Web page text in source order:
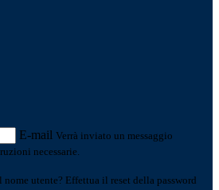
E-mail Verrà inviato un messaggio
necessarie.
nome utente? Effettua il reset della password